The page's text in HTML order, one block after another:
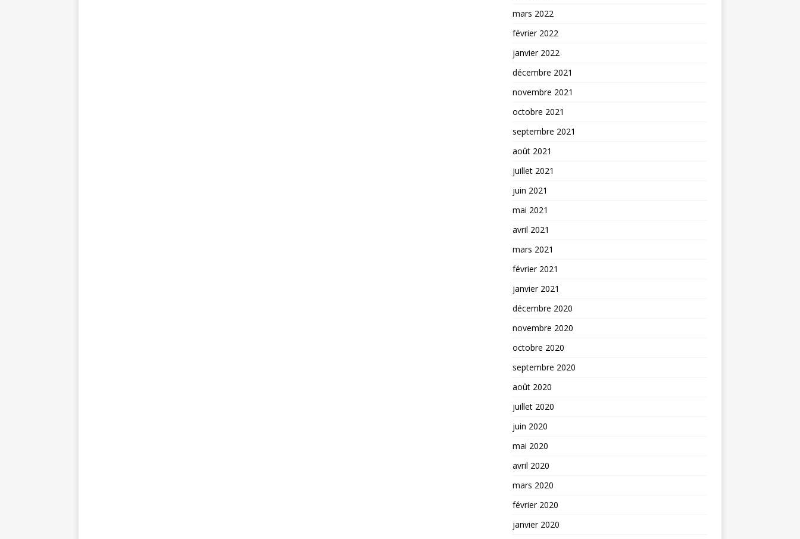
mars 2022
février 2022
janvier 2022
décembre 2021
novembre 2021
octobre 2021
septembre 2021
août 2021
juillet 2021
juin 2021
mai 2021
avril 2021
mars 2021
février 2021
janvier 2021
décembre 2020
novembre 2020
octobre 2020
septembre 2020
août 2020
juillet 2020
juin 2020
mai 2020
avril 2020
mars 2020
février 2020
janvier 2020